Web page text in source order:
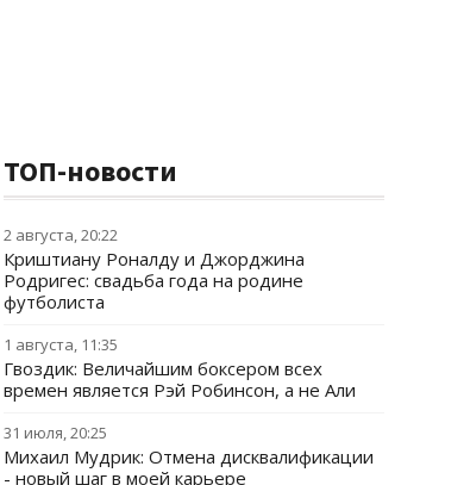
ТОП-новости
2 августа, 20:22
Криштиану Роналду и Джорджина
Родригес: свадьба года на родине
футболиста
1 августа, 11:35
Гвоздик: Величайшим боксером всех
времен является Рэй Робинсон, а не Али
31 июля, 20:25
Михаил Мудрик: Отмена дисквалификации
- новый шаг в моей карьере